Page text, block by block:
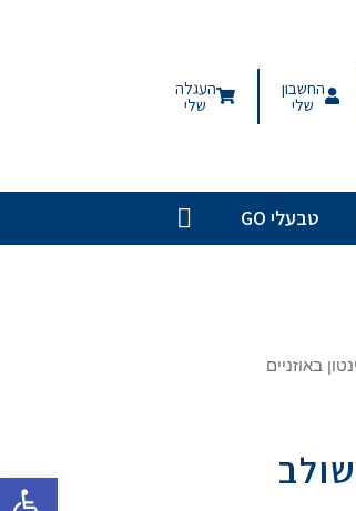
פתח
החשבון
שלי
העגלה
שלי
טבעלי GO
באוזניים